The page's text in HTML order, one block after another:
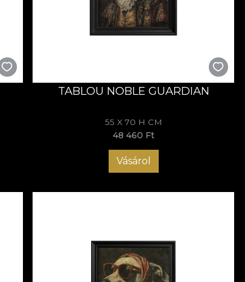
TABLOU NOBLE GUARDIAN
55 X 70 H CM
48 460 Ft
Vásárol